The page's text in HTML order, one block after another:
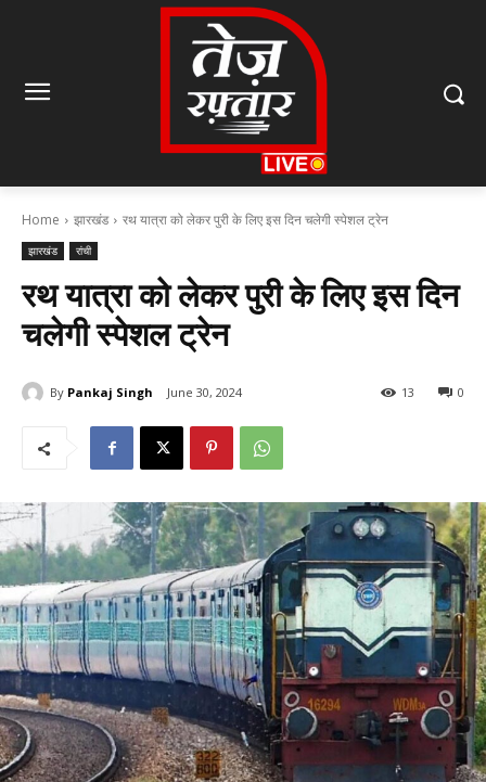
Home झारखंड रथ यात्रा को लेकर पुरी के लिए इस दिन चलेगी स्पेशल ट्रेन
झारखंड रांची
रथ यात्रा को लेकर पुरी के लिए इस दिन
चलेगी स्पेशल ट्रेन
By Pankaj Singh June 30, 2024 0
13